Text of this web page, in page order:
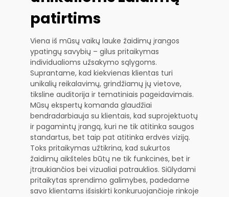
patirtims
Viena iš mūsų vaikų lauke žaidimų įrangos
ypatingų savybių – gilus pritaikymas
individualioms užsakymo sąlygoms.
Suprantame, kad kiekvienas klientas turi
unikalių reikalavimų, grindžiamų jų vietove,
tiksline auditorija ir tematiniais pageidavimais.
Mūsų ekspertų komanda glaudžiai
bendradarbiauja su klientais, kad suprojektuotų
ir pagamintų įrangą, kuri ne tik atitinka saugos
standartus, bet taip pat atitinka erdvės viziją.
Toks pritaikymas užtikrina, kad sukurtos
žaidimų aikštelės būtų ne tik funkcinės, bet ir
įtraukiančios bei vizualiai patrauklios. Siūlydami
pritaikytas sprendimo galimybes, padedame
savo klientams išsiskirti konkuruojančioje rinkoje